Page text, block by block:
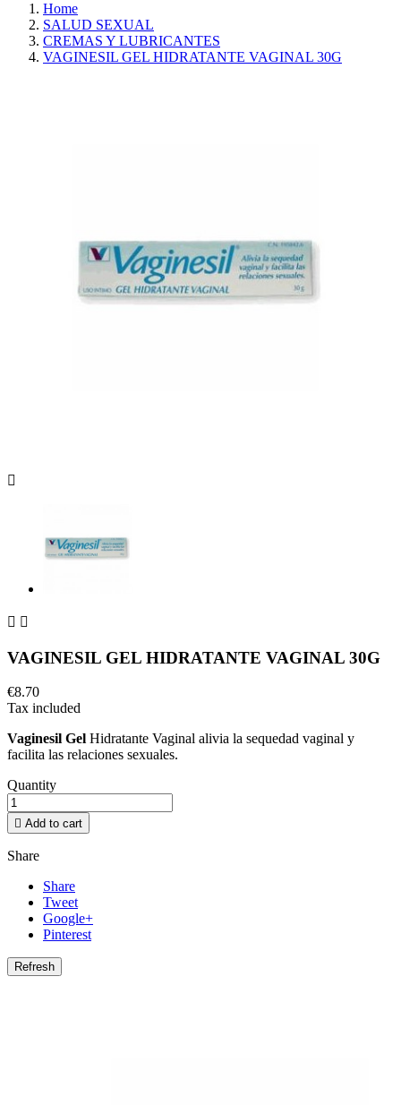
Home
SALUD SEXUAL
CREMAS Y LUBRICANTES
VAGINESIL GEL HIDRATANTE VAGINAL 30G

 
VAGINESIL GEL HIDRATANTE VAGINAL 30G
€8.70
Tax included
Vaginesil Gel Hidratante Vaginal alivia la sequedad vaginal y
facilita las relaciones sexuales.
Quantity
 Add to cart
Share
Share
Tweet
Google+
Pinterest